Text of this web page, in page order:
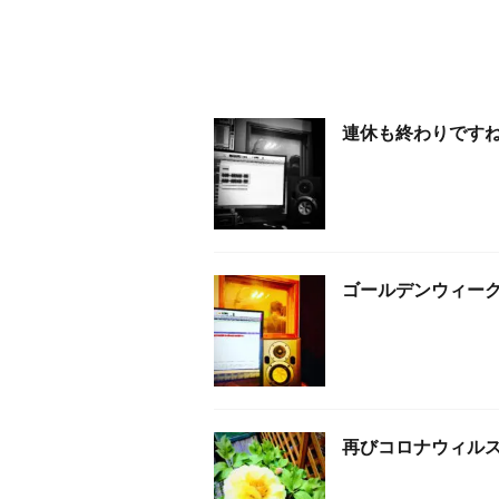
連休も終わりです
ゴールデンウィー
再びコロナウィル